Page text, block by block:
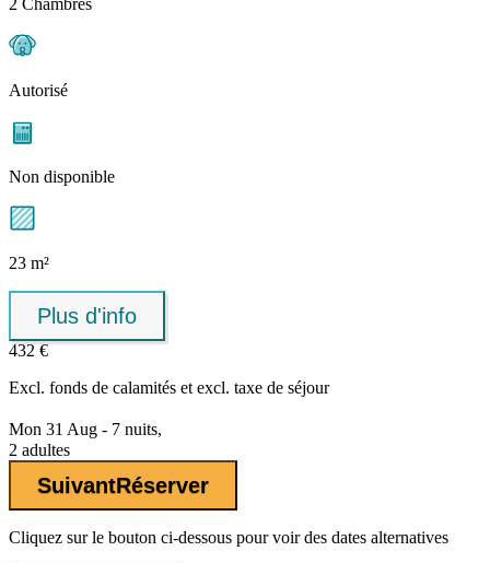
2 Chambres
Autorisé
Non disponible
23 m²
Plus d'info
432 €
Excl. fonds de calamités et excl. taxe de séjour
Mon 31 Aug - 7 nuits,
2 adultes
SuivantRéserver
Cliquez sur le bouton ci-dessous pour voir des dates alternatives